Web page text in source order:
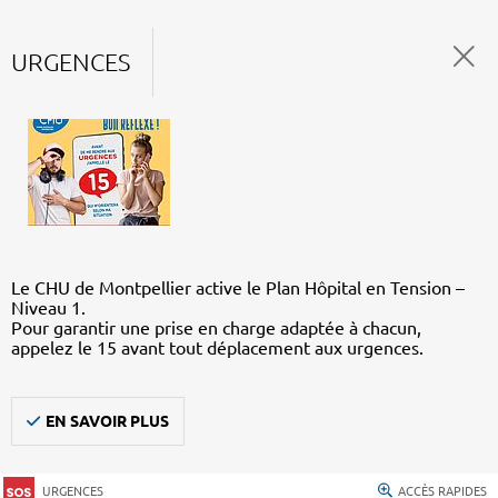
URGENCES
Le CHU de Montpellier active le Plan Hôpital en Tension –
Niveau 1.
Pour garantir une prise en charge adaptée à chacun,
appelez le 15 avant tout déplacement aux urgences.
EN SAVOIR PLUS
URGENCES ACCÈS RAPIDES